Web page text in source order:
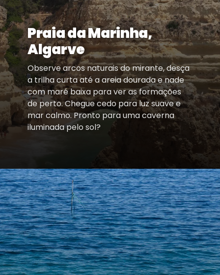
Praia da Marinha,
Algarve
Observe arcos naturais do mirante, desça
a trilha curta até a areia dourada e nade
com maré baixa para ver as formações
de perto. Chegue cedo para luz suave e
mar calmo. Pronto para uma caverna
iluminada pelo sol?